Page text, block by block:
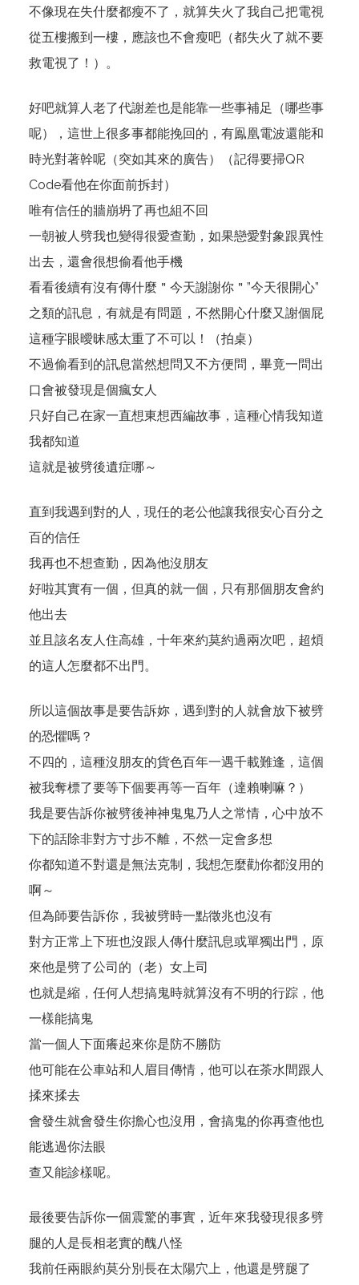
不像現在失什麼都瘦不了，就算失火了我自己把電視
從五樓搬到一樓，應該也不會瘦吧（都失火了就不要
救電視了！）。
好吧就算人老了代謝差也是能靠一些事補足（哪些事
呢），這世上很多事都能挽回的，有鳯凰電波還能和
時光對著幹呢（突如其來的廣告）（記得要掃QR
Code看他在你面前拆封）
唯有信任的牆崩坍了再也組不回
一朝被人劈我也變得很愛查勤，如果戀愛對象跟異性
出去，還會很想偷看他手機
看看後續有沒有傳什麼＂今天謝謝你＂”今天很開心”
之類的訊息，有就是有問題，不然開心什麼又謝個屁
這種字眼曖昧感太重了不可以！（拍桌）
不過偷看到的訊息當然想問又不方便問，畢竟一問出
口會被發現是個瘋女人
只好自己在家一直想東想西編故事，這種心情我知道
我都知道
這就是被劈後遺症哪～
直到我遇到對的人，現任的老公他讓我很安心百分之
百的信任
我再也不想查勤，因為他沒朋友
好啦其實有一個，但真的就一個，只有那個朋友會約
他出去
並且該名友人住高雄，十年來約莫約過兩次吧，超煩
的這人怎麼都不出門。
所以這個故事是要告訴妳，遇到對的人就會放下被劈
的恐懼嗎？
不四的，這種沒朋友的貨色百年一遇千載難逢，這個
被我奪標了要等下個要再等一百年（達賴喇嘛？）
我是要告訴你被劈後神神鬼鬼乃人之常情，心中放不
下的話除非對方寸步不離，不然一定會多想
你都知道不對還是無法克制，我想怎麼勸你都沒用的
啊～
但為師要告訴你，我被劈時一點徵兆也沒有
對方正常上下班也沒跟人傳什麼訊息或單獨出門，原
來他是劈了公司的（老）女上司
也就是縮，任何人想搞鬼時就算沒有不明的行踪，他
一樣能搞鬼
當一個人下面癢起來你是防不勝防
他可能在公車站和人眉目傳情，他可以在茶水間跟人
揉來揉去
會發生就會發生你擔心也沒用，會搞鬼的你再查他也
能逃過你法眼
查又能診樣呢。
最後要告訴你一個震驚的事實，近年來我發現很多劈
腿的人是長相老實的醜八怪
我前任兩眼約莫分別長在太陽穴上，他還是劈腿了